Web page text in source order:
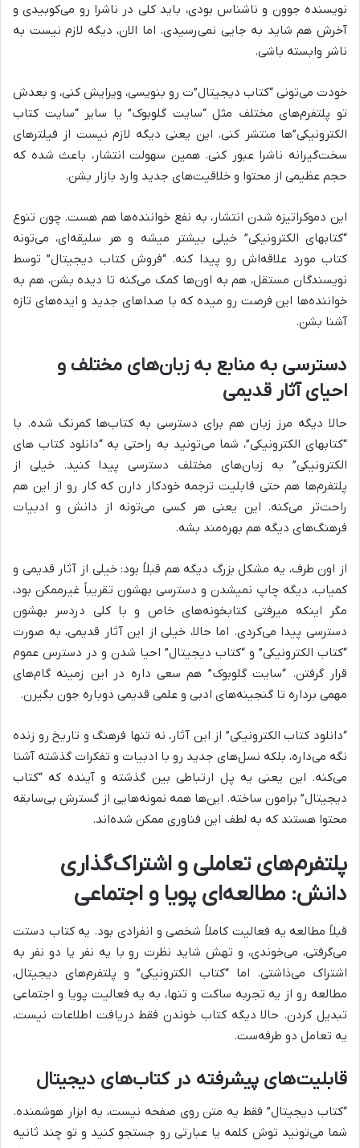
نویسنده جوون و ناشناس بودی، باید کلی در ناشرا رو می‌کوبیدی و
آخرش هم شاید به جایی نمی‌رسیدی. اما الان، دیگه لازم نیست به
ناشر وابسته باشی.
خودت می‌تونی “کتاب دیجیتال”ت رو بنویسی، ویرایش کنی، و بعدش
تو پلتفرم‌های مختلف مثل “سایت گلوبوک” یا سایر “سایت کتاب
الکترونیکی”‌ها منتشر کنی. این یعنی دیگه لازم نیست از فیلترهای
سخت‌گیرانه ناشرا عبور کنی. همین سهولت انتشار، باعث شده که
حجم عظیمی از محتوا و خلاقیت‌های جدید وارد بازار بشن.
این دموکراتیزه شدن انتشار، به نفع خواننده‌ها هم هست. چون تنوع
“کتابهای الکترونیکی” خیلی بیشتر میشه و هر سلیقه‌ای، می‌تونه
کتاب مورد علاقه‌اش رو پیدا کنه. “فروش کتاب دیجیتال” توسط
نویسندگان مستقل، هم به اون‌ها کمک می‌کنه تا دیده بشن، هم به
خواننده‌ها این فرصت رو میده که با صداهای جدید و ایده‌های تازه
آشنا بشن.
دسترسی به منابع به زبان‌های مختلف و
احیای آثار قدیمی
حالا دیگه مرز زبان هم برای دسترسی به کتاب‌ها کمرنگ شده. با
“کتابهای الکترونیکی”، شما می‌تونید به راحتی به “دانلود کتاب های
الکترونیکی” به زبان‌های مختلف دسترسی پیدا کنید. خیلی از
پلتفرم‌ها هم حتی قابلیت ترجمه خودکار دارن که کار رو از این هم
راحت‌تر می‌کنه. این یعنی هر کسی می‌تونه از دانش و ادبیات
فرهنگ‌های دیگه هم بهره‌مند بشه.
از اون طرف، یه مشکل بزرگ دیگه هم قبلاً بود: خیلی از آثار قدیمی و
کمیاب، دیگه چاپ نمیشدن و دسترسی بهشون تقریباً غیرممکن بود،
مگر اینکه میرفتی کتابخونه‌های خاص و با کلی دردسر بهشون
دسترسی پیدا می‌کردی. اما حالا، خیلی از این آثار قدیمی، به صورت
“کتاب الکترونیکی” و “کتاب دیجیتال” احیا شدن و در دسترس عموم
قرار گرفتن. “سایت گلوبوک” هم سعی داره در این زمینه گام‌های
مهمی برداره تا گنجینه‌های ادبی و علمی قدیمی دوباره جون بگیرن.
“دانلود کتاب الکترونیکی” از این آثار، نه تنها فرهنگ و تاریخ رو زنده
نگه می‌داره، بلکه نسل‌های جدید رو با ادبیات و تفکرات گذشته آشنا
می‌کنه. این یعنی یه پل ارتباطی بین گذشته و آینده که “کتاب
دیجیتال” برامون ساخته. این‌ها همه نمونه‌هایی از گسترش بی‌سابقه
محتوا هستند که به لطف این فناوری ممکن شده‌اند.
پلتفرم‌های تعاملی و اشتراک‌گذاری
دانش: مطالعه‌ای پویا و اجتماعی
قبلاً مطالعه یه فعالیت کاملاً شخصی و انفرادی بود. یه کتاب دستت
می‌گرفتی، می‌خوندی، و تهش شاید نظرت رو با یه نفر یا دو نفر به
اشتراک می‌ذاشتی. اما “کتاب الکترونیکی” و پلتفرم‌های دیجیتال،
مطالعه رو از یه تجربه ساکت و تنها، به یه فعالیت پویا و اجتماعی
تبدیل کردن. حالا دیگه کتاب خوندن فقط دریافت اطلاعات نیست،
یه تعامل دو طرفه‌ست.
قابلیت‌های پیشرفته در کتاب‌های دیجیتال
“کتاب دیجیتال” فقط یه متن روی صفحه نیست، یه ابزار هوشمنده.
شما می‌تونید توش کلمه یا عبارتی رو جستجو کنید و تو چند ثانیه